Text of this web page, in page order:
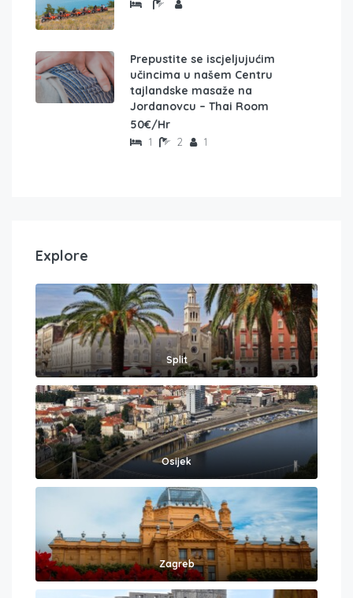
Prepustite se iscjeljujućim
učincima u našem Centru
tajlandske masaže na
Jordanovcu – Thai Room
50€/Hr
1 2 1
Explore
Split
Osijek
Zagreb